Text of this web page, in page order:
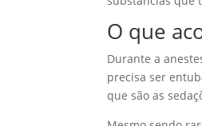
O que
Durante a
precisa ser
que são as